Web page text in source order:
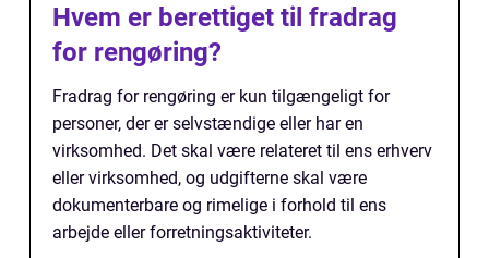
Hvem er berettiget til fradrag
for rengøring?
Fradrag for rengøring er kun tilgængeligt for
personer, der er selvstændige eller har en
virksomhed. Det skal være relateret til ens erhverv
eller virksomhed, og udgifterne skal være
dokumenterbare og rimelige i forhold til ens
arbejde eller forretningsaktiviteter.